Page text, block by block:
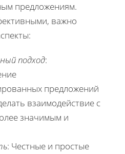
предложениям.
важно
подход:
предложений
взаимодействие с
значимым и
: Честные и простые